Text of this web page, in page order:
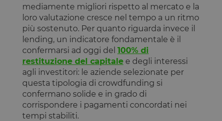
mediamente migliori rispetto al mercato e la
loro valutazione cresce nel tempo a un ritmo
più sostenuto. Per quanto riguarda invece il
lending, un indicatore fondamentale è il
confermarsi ad oggi del 100% di
restituzione del capitale e degli interessi
agli investitori: le aziende selezionate per
questa tipologia di crowdfunding si
confermano solide e in grado di
corrispondere i pagamenti concordati nei
tempi stabiliti.
associato a
Google
Universal
Analytics, che è
un
aggiornamento
significativo del
analisi più
comunemente
utilizzato da
distinguere
utenti unici
Inc.
.opstart.it
settimane
Facebook
per fornire
una serie di
pubblicitari
come offerte
inserzionisti
di terze parti
_gcl_au
Google LLC
.opstart.it
2 mesi 4
settimane
da
Doubleclick